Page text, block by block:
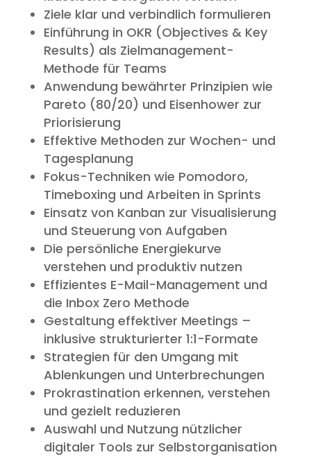
Ziele klar und verbindlich formulieren
Einführung in OKR (Objectives & Key
Results) als Zielmanagement-
Methode für Teams
Anwendung bewährter Prinzipien wie
Pareto (80/20) und Eisenhower zur
Priorisierung
Effektive Methoden zur Wochen- und
Tagesplanung
Fokus-Techniken wie Pomodoro,
Timeboxing und Arbeiten in Sprints
Einsatz von Kanban zur Visualisierung
und Steuerung von Aufgaben
Die persönliche Energiekurve
verstehen und produktiv nutzen
Effizientes E-Mail-Management und
die Inbox Zero Methode
Gestaltung effektiver Meetings –
inklusive strukturierter 1:1-Formate
Strategien für den Umgang mit
Ablenkungen und Unterbrechungen
Prokrastination erkennen, verstehen
und gezielt reduzieren
Auswahl und Nutzung nützlicher
digitaler Tools zur Selbstorganisation